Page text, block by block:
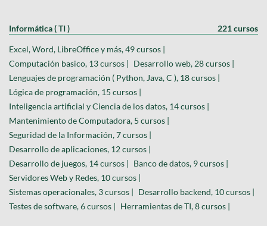
Informática ( TI ) 221 cursos
Excel, Word, LibreOffice y más, 49 cursos |
Computación basico, 13 cursos | Desarrollo web, 28 cursos |
Lenguajes de programación ( Python, Java, C ), 18 cursos |
Lógica de programación, 15 cursos |
Inteligencia artificial y Ciencia de los datos, 14 cursos |
Mantenimiento de Computadora, 5 cursos |
Seguridad de la Información, 7 cursos |
Desarrollo de aplicaciones, 12 cursos |
Desarrollo de juegos, 14 cursos | Banco de datos, 9 cursos |
Servidores Web y Redes, 10 cursos |
Sistemas operacionales, 3 cursos | Desarrollo backend, 10 cursos |
Testes de software, 6 cursos | Herramientas de TI, 8 cursos |